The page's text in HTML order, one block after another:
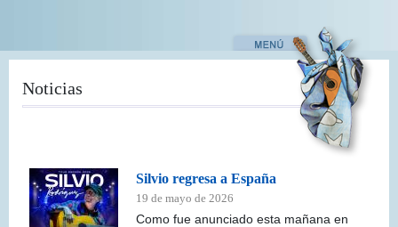
contenido
Noticias
Silvio regresa a España
19 de mayo de 2026
Como fue anunciado esta mañana en